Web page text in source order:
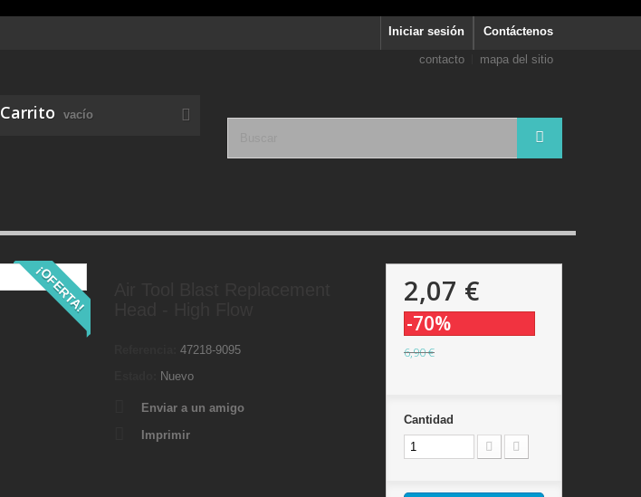
Contáctenos
Iniciar sesión
Carrito vacío
contacto mapa del sitio
¡OFERTA!
47218-9095
Nuevo
Enviar a un amigo
Imprimir
2,07 €
-70%
6,90 €
Cantidad